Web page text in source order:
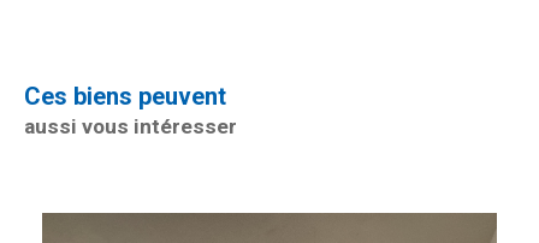
Ces biens peuvent
aussi vous intéresser